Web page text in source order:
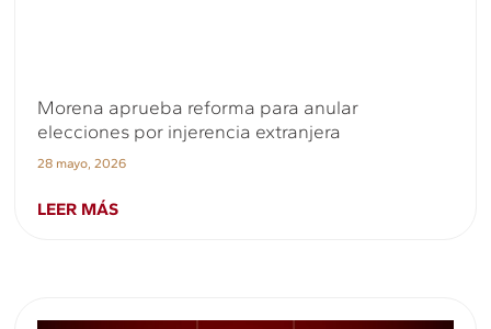
Morena aprueba reforma para anular
elecciones por injerencia extranjera
28 mayo, 2026
LEER MÁS